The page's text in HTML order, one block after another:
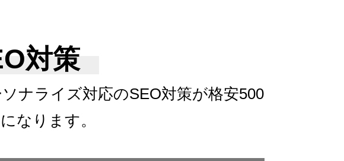
対策
ナライズ対応のSEO対策が格安500
なります。